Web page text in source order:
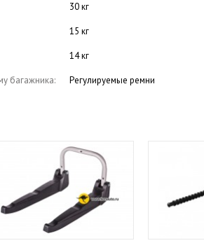
30 кг
15 кг
14 кг
багажника: Регулируемые ремни